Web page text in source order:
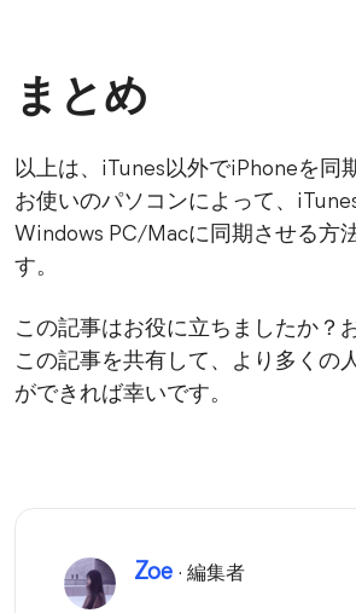
まとめ
以上は、iTunes以外でiPhoneを同
お使いのパソコンによって、
Windows PC/Macに同期させる方
す。
この記事はお役に立ちましたか？
この記事を共有して、より多くの
ができれば幸いです。
Zoe· 編集者